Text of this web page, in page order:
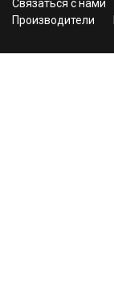
Связаться с нами
Производители